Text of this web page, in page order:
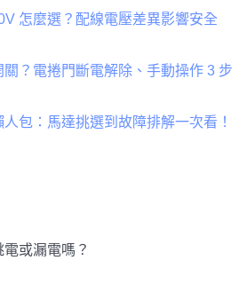
怎麼選？配線電壓差異影響安全
？電捲門斷電解除、手動操作 3 步
包：馬達挑選到故障排解一次看！
或漏電嗎？